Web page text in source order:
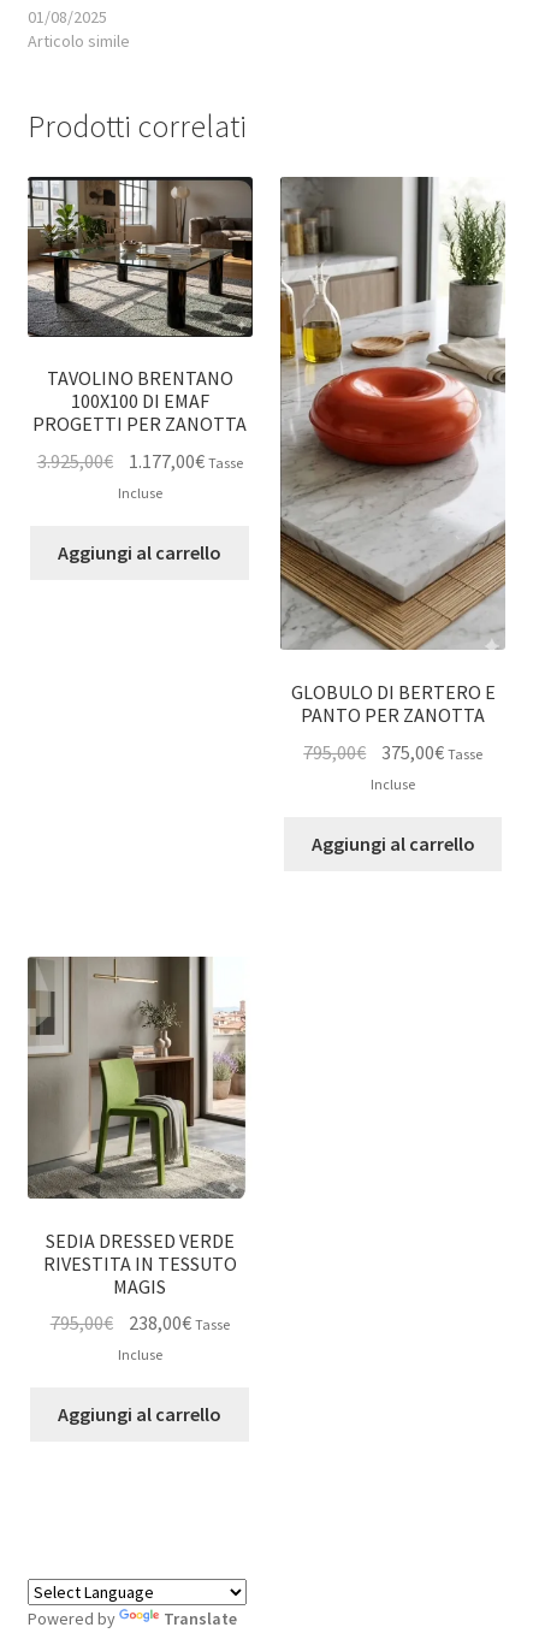
01/08/2025
Articolo simile
Prodotti correlati
TAVOLINO BRENTANO
100X100 DI EMAF
PROGETTI PER ZANOTTA
3.925,00€
prezzo
era:
1.177,00€Il
è:
1.177,00€.
Tasse
Incluse
Aggiungi al carrello
GLOBULO DI BERTERO E
PANTO PER ZANOTTA
795,00€
prezzo
era:
375,00€Il
è:
Tasse
Incluse
Aggiungi al carrello
SEDIA DRESSED VERDE
RIVESTITA IN TESSUTO
MAGIS
795,00€
prezzo
era:
238,00€Il
è:
Tasse
Incluse
Aggiungi al carrello
Powered by Translate